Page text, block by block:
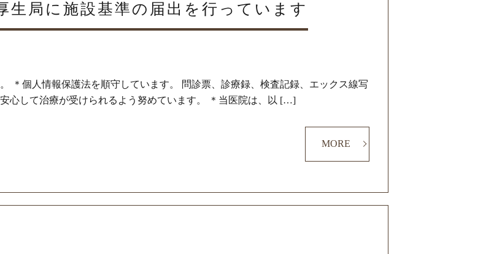
生局に施設基準の届出を行っています
＊個人情報保護法を順守しています。 問診票、診療録、検査記録、エックス線写
心して治療が受けられるよう努めています。 ＊当医院は、以 […]
MORE